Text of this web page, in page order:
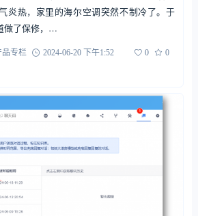
炎热，家里的海尔空调突然不制冷了。于
做了保修，…
品专栏 2024-06-20 下午1:52 0
0